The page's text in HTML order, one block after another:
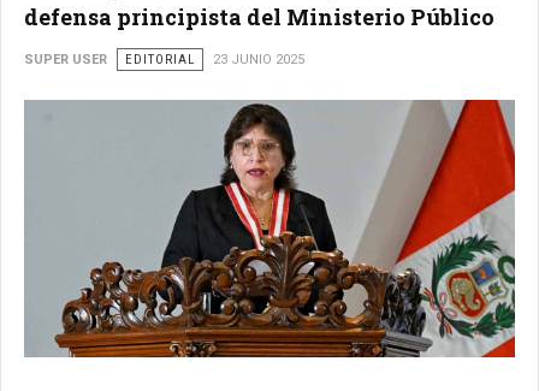
defensa principista del Ministerio Público
SUPER USER EDITORIAL 23 JUNIO 2025